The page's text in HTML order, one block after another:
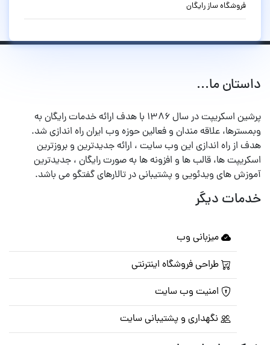
فروشگاه ساز رایگان
داستان ما...
پرشین اسکریپت در سال ۱۳۸۶ با هدف ارائه خدمات رایگان به
وبمسترها، علاقه مندان و فعالین حوزه وب ایران راه اندازی شد.
هدف از راه اندازی این وب سایت ، ارائه جدیدترین و بروزترین
اسکریپت ها، قالب ها و افزونه ها به صورت رایگان ، جدیدترین
آموزش های ویدئویی و پشتیبانی در تالارهای گفتگو می باشد.
خدمات دیگر
میزبانی وب
طراحی فروشگاه اینترنتی
امنیت وب سایت
نگهداری و پشتیبانی سایت